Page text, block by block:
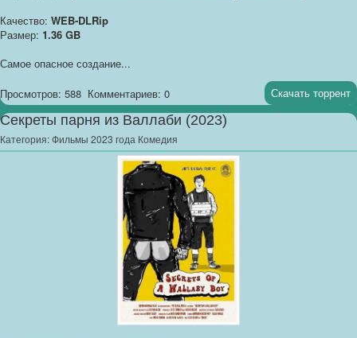
Качество: WEB-DLRip
Размер: 1.36 GB
Самое опасное создание...
Просмотров: 588 Комментариев: 0 Скачать торрент
Секреты парня из Валлаби (2023)
Категория:Фильмы 2023 года Комедия